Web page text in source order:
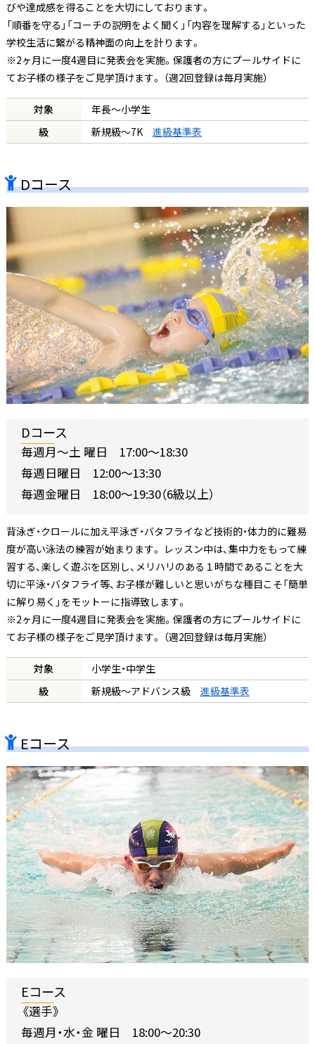
びや達成感を得ることを大切にしております。
「順番を守る」「コーチの説明をよく聞く」「内容を理解する」といった
学校生活に繋がる精神面の向上を計ります。
※2ヶ月に一度4週目に発表会を実施。保護者の方にプールサイドに
てお子様の様子をご見学頂けます。 （週2回登録は毎月実施）
対象
年長～小学生
級
新規級〜7K 進級基準表
Dコース
Dコース
毎週月〜土 曜日 17:00〜18:30
毎週日曜日 12:00〜13:30
毎週金曜日 18:00～19:30（6級以上）
背泳ぎ・クロールに加え平泳ぎ・バタフライなど技術的・体力的に難易
度が高い泳法の練習が始まります。 レッスン中は、集中力をもって練
習する、楽しく遊ぶを区別し、メリハリのある１時間であることを大
切に平泳・バタフライ等、お子様が難しいと思いがちな種目こそ「簡単
に解り易く」をモットーに指導致します。
※2ヶ月に一度4週目に発表会を実施。保護者の方にプールサイドに
てお子様の様子をご見学頂けます。 （週2回登録は毎月実施）
対象
小学生・中学生
級
新規級～アドバンス級 進級基準表
Eコース
Eコース
《選手》
毎週月・水・金 曜日 18:00～20:30